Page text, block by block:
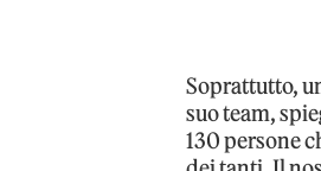
Soprattutto,
suo team,
130 persone